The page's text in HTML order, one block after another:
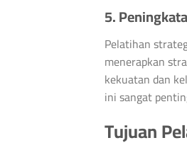
5.
Pelatihan
menerapkan
kekuatan dan
ini sangat
Tujuan